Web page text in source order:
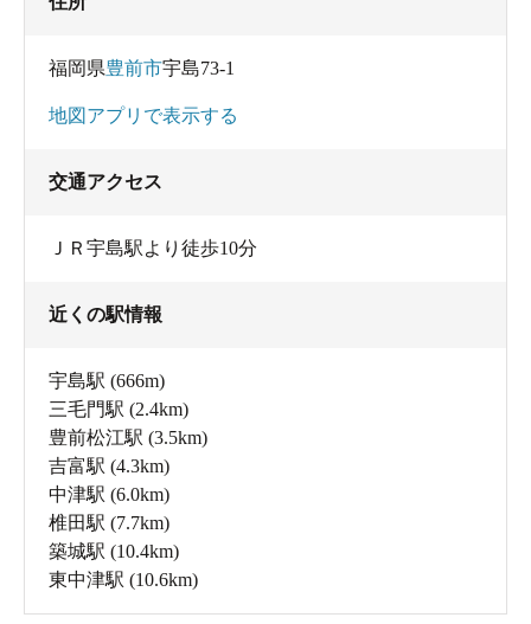
福岡県豊前市宇島73-1
地図アプリで表示する
交通アクセス
ＪＲ宇島駅より徒歩10分
近くの駅情報
宇島駅 (666m)
三毛門駅 (2.4km)
豊前松江駅 (3.5km)
吉富駅 (4.3km)
中津駅 (6.0km)
椎田駅 (7.7km)
築城駅 (10.4km)
東中津駅 (10.6km)